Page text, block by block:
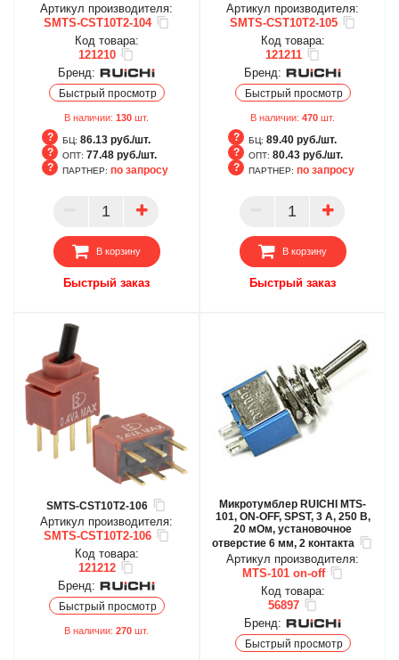
Артикул производителя:
SMTS-CST10T2-104
Код товара:
121210
Бренд:
Быстрый просмотр
В наличии: 130 шт.
БЦ: 86.13 руб./шт.
ОПТ: 77.48 руб./шт.
ПАРТНЕР
ПАРТНЕР: по запросу
В корзину
Быстрый заказ
Артикул производителя:
SMTS-CST10T2-105
Код товара:
121211
Бренд:
Быстрый просмотр
В наличии: 470 шт.
БЦ: 89.40 руб./шт.
ОПТ: 80.43 руб./шт.
ПАРТНЕР
ПАРТНЕР: по запросу
В корзину
Быстрый заказ
SMTS-CST10T2-106
Артикул производителя:
SMTS-CST10T2-106
Код товара:
121212
Бренд:
Быстрый просмотр
В наличии: 270 шт.
Микротумблер RUICHI MTS-
101, ON-OFF, SPST, 3 А, 250 В,
20 мОм, установочное
отверстие 6 мм, 2 контакта
Артикул производителя:
MTS-101 on-off
Код товара:
56897
Бренд:
Быстрый просмотр